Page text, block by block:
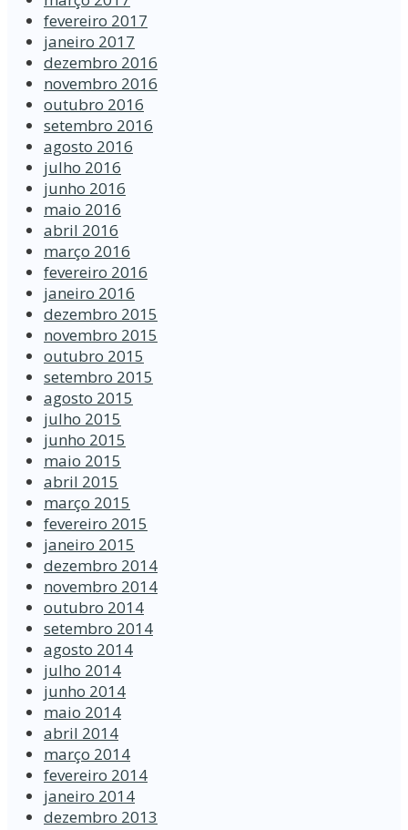
fevereiro 2017
janeiro 2017
dezembro 2016
novembro 2016
outubro 2016
setembro 2016
agosto 2016
julho 2016
junho 2016
maio 2016
abril 2016
março 2016
fevereiro 2016
janeiro 2016
dezembro 2015
novembro 2015
outubro 2015
setembro 2015
agosto 2015
julho 2015
junho 2015
maio 2015
abril 2015
março 2015
fevereiro 2015
janeiro 2015
dezembro 2014
novembro 2014
outubro 2014
setembro 2014
agosto 2014
julho 2014
junho 2014
maio 2014
abril 2014
março 2014
fevereiro 2014
janeiro 2014
dezembro 2013